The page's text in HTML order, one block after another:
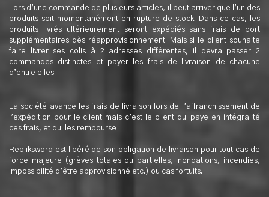
Lors d’une commande de plusieurs articles, il peut arriver que l’un des
produits soit momentanément en rupture de stock. Dans ce cas, les
produits livrés ultérieurement seront expédiés sans frais de port
supplémentaires dès réapprovisionnement. Mais si le client souhaite
faire livrer ses colis à 2 adresses différentes, il devra passer 2
commandes distinctes et payer les frais de livraison de chacune
d’entre elles.
La société avance les frais de livraison lors de l’affranchissement de
l’expédition pour le client mais c’est le client qui paye en intégralité
ces frais, et qui les rembourse
Repliksword est libéré de son obligation de livraison pour tout cas de
force majeure (grèves totales ou partielles, inondations, incendies,
impossibilité d’être approvisionné etc.) ou cas fortuits.